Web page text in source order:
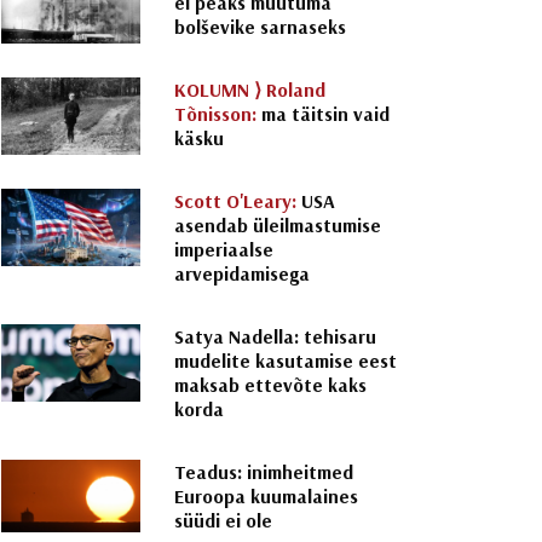
bolševike sarnaseks
KOLUMN ⟩ Roland
Tõnisson: ma täitsin vaid
käsku
Scott O'Leary: USA
asendab üleilmastumise
imperiaalse
arvepidamisega
Satya Nadella: tehisaru
mudelite kasutamise eest
maksab ettevõte kaks
korda
Teadus: inimheitmed
Euroopa kuumalaines
süüdi ei ole